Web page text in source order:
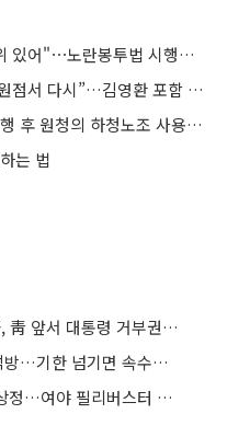
"원청, 하청노동자 사용자지위 있어"⋯노란봉투법 시행후 첫 판단 나와
국힘 공관위 “충북지사 경선 원점서 다시”…김영환 포함 전원 재경선
청의 하청노조 사용자성 첫 인정
는 법
與, 형소법 대국민 보고 vs 野, 靑 앞서 대통령 거부권 촉구
경찰 수사 기다리다 피의자 석방…기한 넘기면 속수무책
‘보완수사권 폐지법’ 본회의 상정…여야 필리버스터 대치